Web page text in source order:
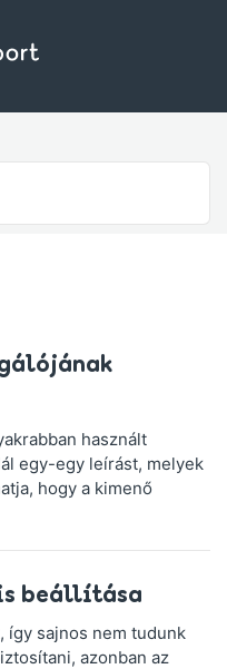
használt
egy-egy leírást, melyek
hogy a kimenő
beállítása
így sajnos nem tudunk
azonban az